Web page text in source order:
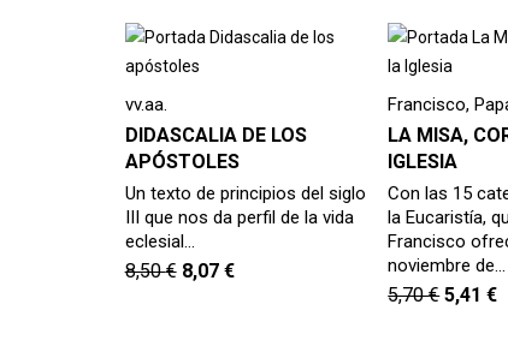
vv.aa.
DIDASCALIA DE LOS
APÓSTOLES
Un texto de principios del siglo
III que nos da perfil de la vida
eclesial…
8,50€ 8,07 €
Francisco,
LA MISA,
IGLESIA
Con las 15
la Eucaristía,
Francisco
noviembre de…
5,70€ 5,41€